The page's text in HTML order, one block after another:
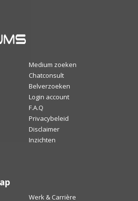
Medium zoeken
Chatconsult
Belverzoeken
Login account
F.A.Q
Privacybeleid
Disclaimer
Inzichten
Werk & Carrière